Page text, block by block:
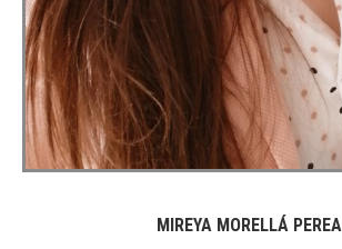
MIREYA MORELLÁ PEREA